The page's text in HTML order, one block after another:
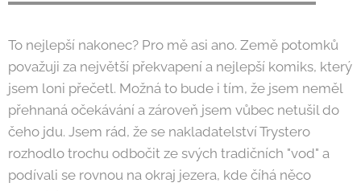
To nejlepší nakonec? Pro mě asi ano. Země potomků
považuji za největší překvapení a nejlepší komiks, který
jsem loni přečetl. Možná to bude i tím, že jsem neměl
přehnaná očekávání a zároveň jsem vůbec netušil do
čeho jdu. Jsem rád, že se nakladatelství Trystero
rozhodlo trochu odbočit ze svých tradičních "vod" a
podívali se rovnou na okraj jezera, kde číhá něco